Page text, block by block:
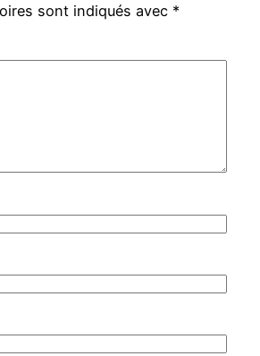
sont indiqués avec *